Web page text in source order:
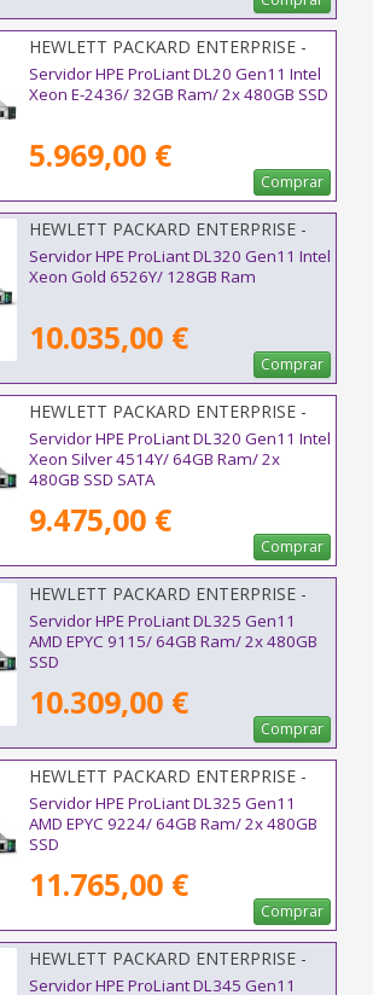
HEWLETT PACKARD ENTERPRISE -
P71375-425
Servidor HPE ProLiant DL20 Gen11 Intel
Xeon E-2436/ 32GB Ram/ 2x 480GB SSD
5.969,00 €
Comprar
HEWLETT PACKARD ENTERPRISE -
P84630-425
Servidor HPE ProLiant DL320 Gen11 Intel
Xeon Gold 6526Y/ 128GB Ram
10.035,00 €
Comprar
HEWLETT PACKARD ENTERPRISE -
P77243-425
Servidor HPE ProLiant DL320 Gen11 Intel
Xeon Silver 4514Y/ 64GB Ram/ 2x
480GB SSD SATA
9.475,00 €
Comprar
HEWLETT PACKARD ENTERPRISE -
P81836-425
Servidor HPE ProLiant DL325 Gen11
AMD EPYC 9115/ 64GB Ram/ 2x 480GB
SSD
10.309,00 €
Comprar
HEWLETT PACKARD ENTERPRISE -
P77239-425
Servidor HPE ProLiant DL325 Gen11
AMD EPYC 9224/ 64GB Ram/ 2x 480GB
SSD
11.765,00 €
Comprar
HEWLETT PACKARD ENTERPRISE -
P81837-425
Servidor HPE ProLiant DL345 Gen11